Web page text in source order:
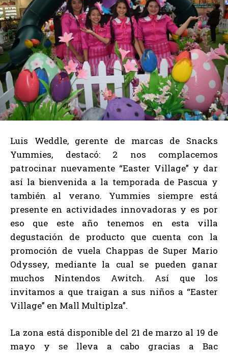
Luis Weddle, gerente de marcas de Snacks
Yummies, destacó: 2 nos complacemos
patrocinar nuevamente “Easter Village” y dar
así la bienvenida a la temporada de Pascua y
también al verano. Yummies siempre está
presente en actividades innovadoras y es por
eso que este año tenemos en esta villa
degustación de producto que cuenta con la
promoción de vuela Chappas de Super Mario
Odyssey, mediante la cual se pueden ganar
muchos Nintendos Awitch. Así que los
invitamos a que traigan a sus niños a “Easter
Village” en Mall Multiplza”.
La zona está disponible del 21 de marzo al 19 de
mayo y se lleva a cabo gracias a Bac